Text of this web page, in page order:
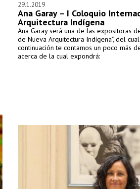
29.1.2019
Ana Garay – I Coloquio
Arquitectura Indígena
Ana Garay será una de las expositoras
de Nueva Arquitectura Indígena", del
continuación te contamos un poco más
acerca de la cual expondrá: